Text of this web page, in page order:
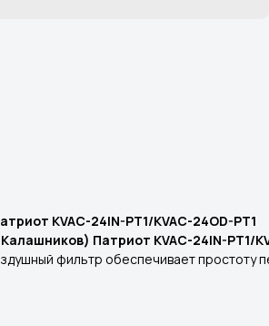
KVAC-24IN-PT1/KVAC-24OD-PT1
Патриот KVAC-24IN-PT1/
фильтр обеспечивает простоту